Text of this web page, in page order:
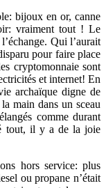
bijoux en or, canne
vraiment tout ! Le
Qui l’aurait
pour faire place
cryptomonnaie sont
et internet! En
archaïque digne de
main dans un sceau
comme durant
tout, il y a de la joie
hors service: plus
ou propane n’était